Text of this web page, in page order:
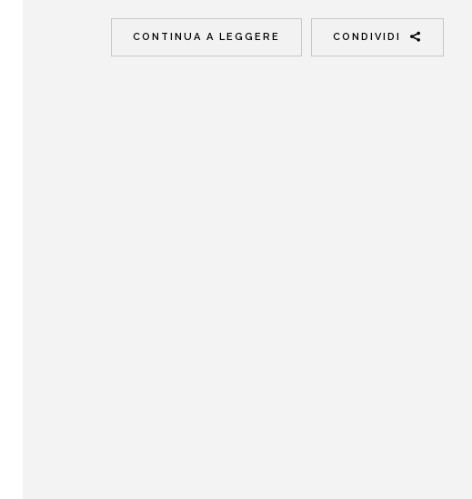
CONTINUA A LEGGERE CONDIVIDI